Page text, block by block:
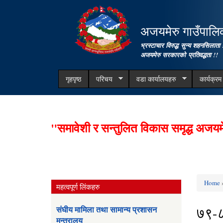
अजयमेरु
भ्रस्टाचार विरुद्ध सुन्य शहनसिलाता
अजयमेरु सरकारको प्रतिवद्धता !!
गृहपृष्ठ परिचय वडा कार्यालयहरु
"समावेशी र सन्तुलित विकास समृद्ध
महत्वपूर्ण लिंकहरु
संघीय मामिला तथा सामान्य प्रशासन
मन्त्रालय
Home
७९-